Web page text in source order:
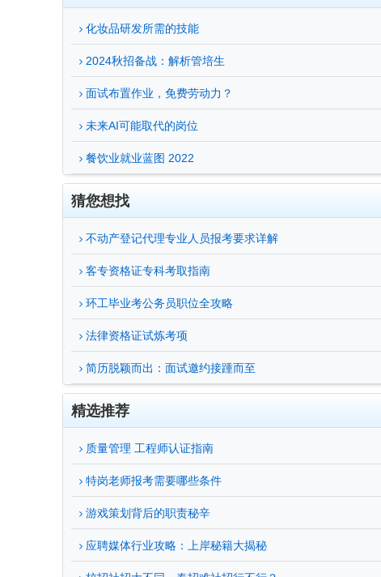
化妆品研发所需的技能
2024秋招备战：解析管培生
面试布置作业，免费劳动力？
未来AI可能取代的岗位
餐饮业就业蓝图 2022
猜您想找
不动产登记代理专业人员报考要求详解
客专资格证专科考取指南
环工毕业考公务员职位全攻略
法律资格证试炼考项
简历脱颖而出：面试邀约接踵而至
精选推荐
质量管理 工程师认证指南
特岗老师报考需要哪些条件
游戏策划背后的职责秘辛
应聘媒体行业攻略：上岸秘籍大揭秘